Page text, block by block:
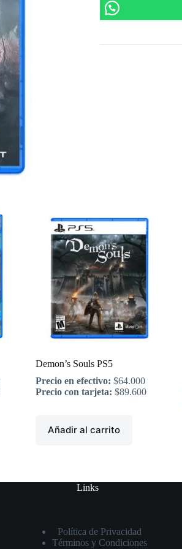
Demon’s Souls PS5
Precio en efectivo: $64.000
Precio con tarjeta: $89.600
Añadir al carrito
Links
Política de Privacidad
Términos y Condiciones